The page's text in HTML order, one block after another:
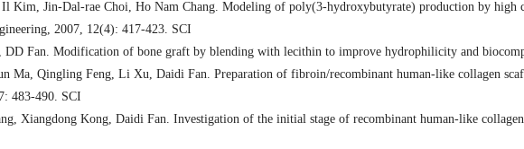
Kim, Jin-Dal-rae Choi, Ho Nam Chang. Modeling of poly(3-hydroxybutyrate) production by high
2007, 12(4): 417-423. SCI
DD Fan. Modification of bone graft by blending with lecithin to improve hydrophilicity and
Ma, Qingling Feng, Li Xu, Daidi Fan. Preparation of fibroin/recombinant human-like collagen
483-490. SCI
Xiangdong Kong, Daidi Fan. Investigation of the initial stage of recombinant human-like